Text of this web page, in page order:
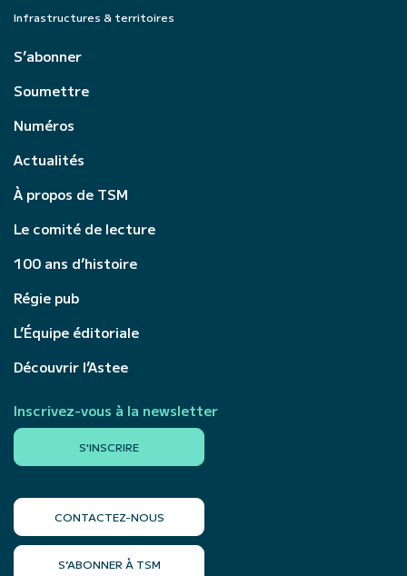
Infrastructures & territoires
S’abonner
Soumettre
Numéros
Actualités
À propos de TSM
Le comité de lecture
100 ans d’histoire
Régie pub
L’Équipe éditoriale
Découvrir l’Astee
Inscrivez-vous à la newsletter
S'INSCRIRE
CONTACTEZ-NOUS
S’ABONNER À TSM